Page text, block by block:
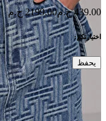
439.00 ج.م 2199.00 ج.م
اختيارتكم:
يحفظ